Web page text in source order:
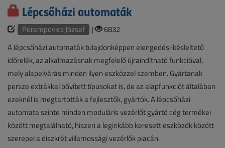
Lépcsőházi automaták
Porempovics József |
6832
A lépcsőházi automaták tulajdonképpen elengedés-késleltető
időrelék, az alkalmazásnak megfelelő újraindítható funkcióval,
mely alapelvárás minden ilyen eszközzel szemben. Gyártanak
persze extrákkal bővített típusokat is, de az alapfunkciót általában
ezeknél is megtartották a fejlesztők, gyártók. A lépcsőházi
automata szinte minden moduláris vezérlőt gyártó cég termékei
között megtalálható, hiszen a leginkább keresett eszközök között
szerepel a diszkrét villamossági vezérlők piacán.